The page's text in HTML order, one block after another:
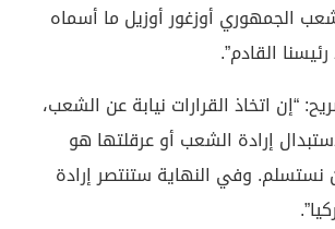
الجمهوري أوزغور أوزيل ما أسماه
القادم”.
“إن اتخاذ القرارات نيابة عن الشعب،
إرادة الشعب أو عرقلتها هو
نستسلم. وفي النهاية ستنتصر إرادة